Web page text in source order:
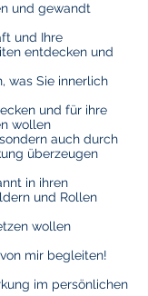
und gewandt
und Ihre
entdecken und
was Sie innerlich
und für ihre
wollen
auch durch
überzeugen
in ihren
und Rollen
wollen
mir begleiten!
im persönlichen